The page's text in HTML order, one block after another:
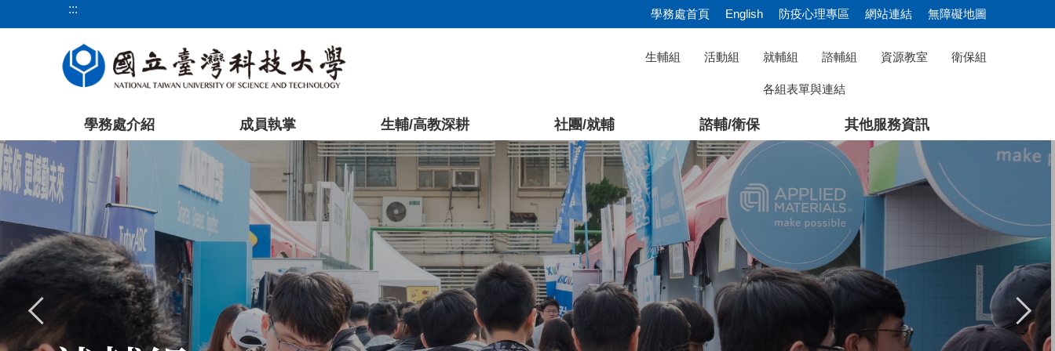
到
塊
::: 學務處首頁 English 防疫心理專區 網站連結 無障礙地圖
生輔組 活動組 就輔組 諮輔組 資源教室 衛保組
各組表單與連結
學務處介紹 成員執掌 生輔/高教深耕 社團/就輔 諮輔/衛保 其他服務資訊